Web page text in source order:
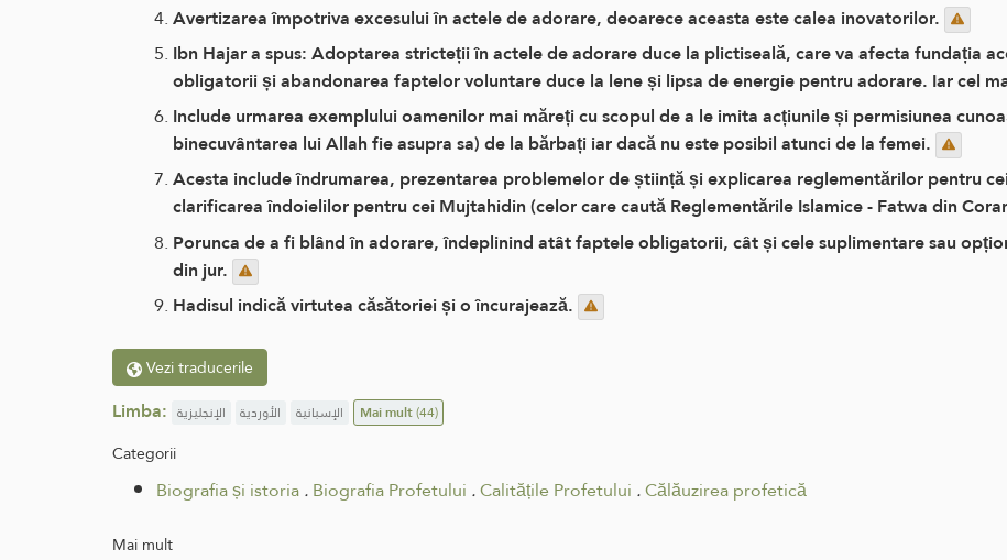
Avertizarea împotriva excesului în actele de adorare, deoarece aceasta este calea inovatorilor.
Ibn Hajar a spus: Adoptarea stricteții în actele de adorare duce la plictiseală, care va afecta fundația
obligatorii și abandonarea faptelor voluntare duce la lene și lipsa de energie pentru adorare. Iar cel
Include urmarea exemplului oamenilor mai măreți cu scopul de a le imita acțiunile și permisiunea
binecuvântarea lui Allah fie asupra sa) de la bărbați iar dacă nu este posibil atunci de la femei.
Acesta include îndrumarea, prezentarea problemelor de știință și explicarea reglementărilor pentru
clarificarea îndoielilor pentru cei Mujtahidin (celor care caută Reglementările Islamice - Fatwa din
Porunca de a fi blând în adorare, îndeplinind atât faptele obligatorii, cât și cele suplimentare sau
din jur.
Hadisul indică virtutea căsătoriei și o încurajează.
Vezi traducerile
Limba: الإنجليزية الأوردية الإسبانية Mai mult(44)
Categorii
Biografia și istoria.Biografia Profetului .Calitățile Profetului .Călăuzirea profetică
Mai mult